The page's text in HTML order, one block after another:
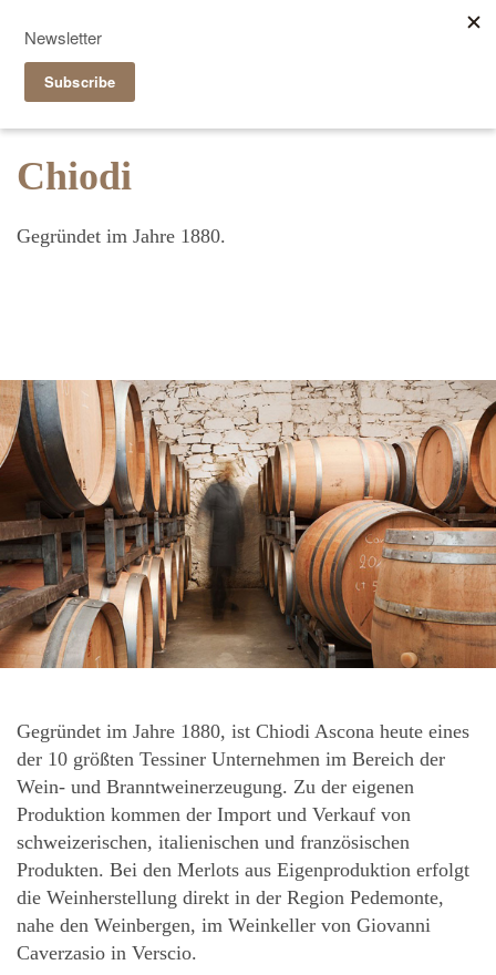
Chiodi
Gegründet im Jahre 1880.
Gegründet im Jahre 1880, ist Chiodi Ascona heute eines
der 10 größten Tessiner Unternehmen im Bereich der
Wein- und Branntweinerzeugung. Zu der eigenen
Produktion kommen der Import und Verkauf von
schweizerischen, italienischen und französischen
Produkten. Bei den Merlots aus Eigenproduktion erfolgt
die Weinherstellung direkt in der Region Pedemonte,
nahe den Weinbergen, im Weinkeller von Giovanni
Caverzasio in Verscio.